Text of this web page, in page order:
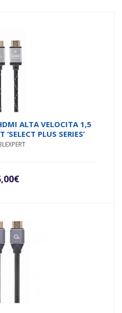
ALTA VELOCITA 1,5
PLUS SERIES’
€